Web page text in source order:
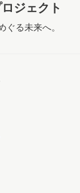
ジェクト
ぐる未来へ。